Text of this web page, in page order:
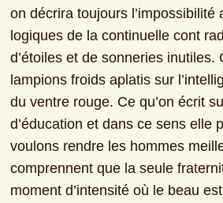
on décrira toujours l’impossibilité
logiques de la continuelle cont
d’étoiles et de sonneries inutiles.
lampions froids aplatis sur
du ventre rouge. Ce qu’on écrit
d’éducation et dans ce sens elle
voulons rendre les hommes
comprennent que la seule
moment d’intensité où le beau